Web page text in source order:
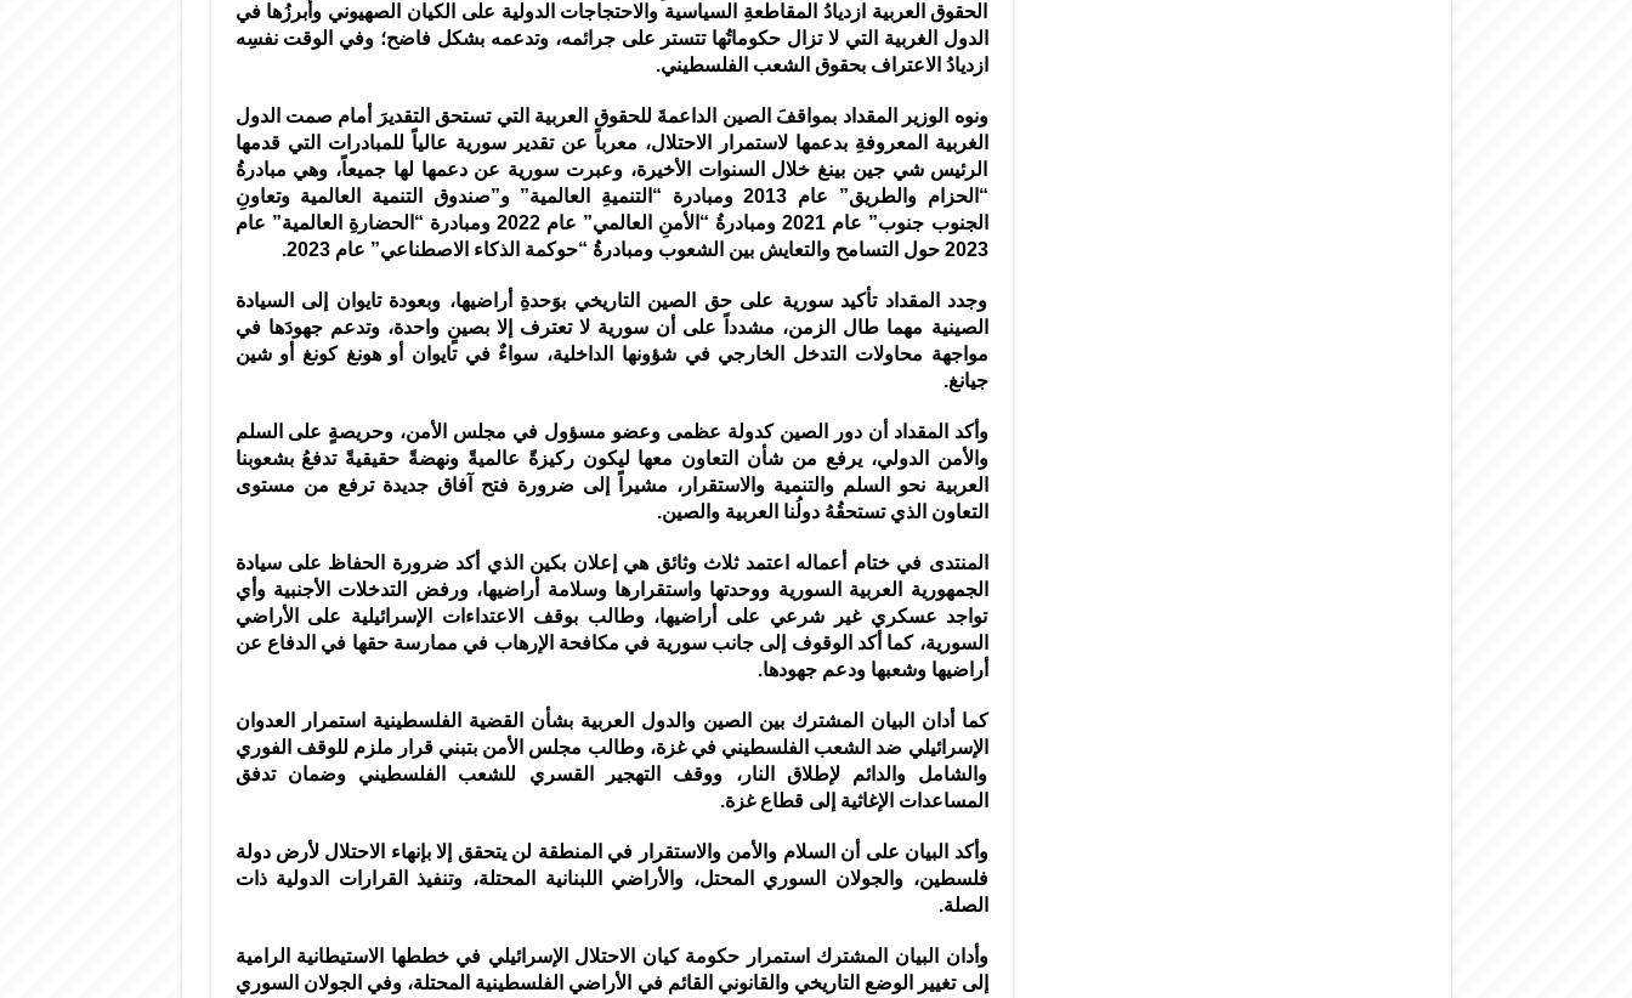
الحقوق العربية ازديادُ المقاطعةِ السياسية والاحتجاجات الدولية على الكيان الصهيوني وأبرزُها في
الدول الغربية التي لا تزال حكوماتُها تتستر على جرائمه، وتدعمه بشكل فاضح؛ وفي الوقت نفسِه
ازديادُ الاعتراف بحقوق الشعب الفلسطيني.
ونوه الوزير المقداد بمواقفَ الصين الداعمةَ للحقوق العربية التي تستحق التقديرَ أمام صمت الدول
الغربية المعروفةِ بدعمها لاستمرار الاحتلال، معرباً عن تقدير سورية عالياً للمبادرات التي قدمها
الرئيس شي جين بينغ خلال السنوات الأخيرة، وعبرت سورية عن دعمها لها جميعاً، وهي مبادرةُ
“الحزام والطريق” عام 2013 ومبادرة “التنميةِ العالمية” و”صندوق التنمية العالمية وتعاونِ
الجنوب جنوب” عام 2021 ومبادرةُ “الأمنِ العالمي” عام 2022 ومبادرة “الحضارةِ العالمية” عام
2023 حول التسامح والتعايش بين الشعوب ومبادرةُ “حوكمة الذكاء الاصطناعي” عام 2023.
وجدد المقداد تأكيد سورية على حق الصين التاريخي بوَحدةِ أراضيها، وبعودة تايوان إلى السيادة
الصينية مهما طال الزمن، مشدداً على أن سورية لا تعترف إلا بصينٍ واحدة، وتدعم جهودَها في
مواجهة محاولات التدخل الخارجي في شؤونها الداخلية، سواءٌ في تايوان أو هونغ كونغ أو شين
جيانغ.
وأكد المقداد أن دور الصين كدولة عظمى وعضو مسؤول في مجلس الأمن، وحريصةٍ على السلم
والأمن الدولي، يرفع من شأن التعاون معها ليكون ركيزةً عالميةً ونهضةً حقيقيةً تدفعُ بشعوبنا
العربية نحو السلم والتنمية والاستقرار، مشيراً إلى ضرورة فتح آفاق جديدة ترفع من مستوى
التعاون الذي تستحقُهُ دولُنا العربية والصين.
المنتدى في ختام أعماله اعتمد ثلاث وثائق هي إعلان بكين الذي أكد ضرورة الحفاظ على سيادة
الجمهورية العربية السورية ووحدتها واستقرارها وسلامة أراضيها، ورفض التدخلات الأجنبية وأي
تواجد عسكري غير شرعي على أراضيها، وطالب بوقف الاعتداءات الإسرائيلية على الأراضي
السورية، كما أكد الوقوف إلى جانب سورية في مكافحة الإرهاب في ممارسة حقها في الدفاع عن
أراضيها وشعبها ودعم جهودها.
كما أدان البيان المشترك بين الصين والدول العربية بشأن القضية الفلسطينية استمرار العدوان
الإسرائيلي ضد الشعب الفلسطيني في غزة، وطالب مجلس الأمن بتبني قرار ملزم للوقف الفوري
والشامل والدائم لإطلاق النار، ووقف التهجير القسري للشعب الفلسطيني وضمان تدفق
المساعدات الإغاثية إلى قطاع غزة.
وأكد البيان على أن السلام والأمن والاستقرار في المنطقة لن يتحقق إلا بإنهاء الاحتلال لأرض دولة
فلسطين، والجولان السوري المحتل، والأراضي اللبنانية المحتلة، وتنفيذ القرارات الدولية ذات
الصلة.
وأدان البيان المشترك استمرار حكومة كيان الاحتلال الإسرائيلي في خططها الاستيطانية الرامية
إلى تغيير الوضع التاريخي والقانوني القائم في الأراضي الفلسطينية المحتلة، وفي الجولان السوري